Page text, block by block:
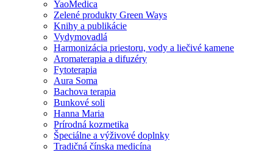
YaoMedica
Zelené produkty Green Ways
Knihy a publikácie
Vydymovadlá
Harmonizácia priestoru, vody a liečivé kamene
Aromaterapia a difuzéry
Fytoterapia
Aura Soma
Bachova terapia
Bunkové soli
Hanna Maria
Prírodná kozmetika
Špeciálne a výživové doplnky
Tradičná čínska medicína